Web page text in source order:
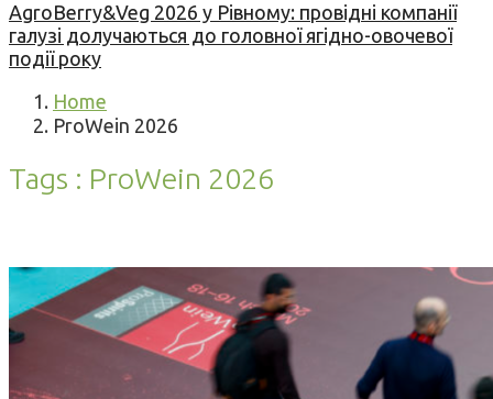
AgroBerry&Veg 2026 у Рівному: провідні компанії
галузі долучаються до головної ягідно-овочевої
події року
Home
ProWein 2026
Tags : ProWein 2026